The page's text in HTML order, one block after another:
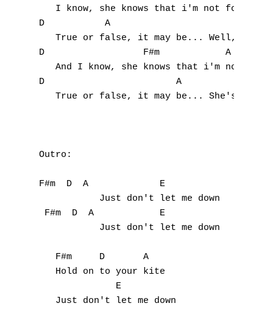
I know, she knows that i'm not fond of
D           A
True or false, it may be... Well,
D                  F#m            A
And I know, she knows that i'm not fond
D                        A
True or false, it may be... She's still
Outro:
F#m  D  A             E
           Just don't let me down
F#m  D  A            E
           Just don't let me down
   F#m     D       A
   Hold on to your kite
              E
   Just don't let me down
A
D
E
G
H